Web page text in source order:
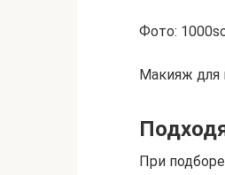
Фото:
Макияж для
При